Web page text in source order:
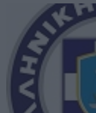
επιστροφής στην
Σύμφωνα με ρεπορτάζ
Mega, ήδη στην
δύο γυναίκες […]